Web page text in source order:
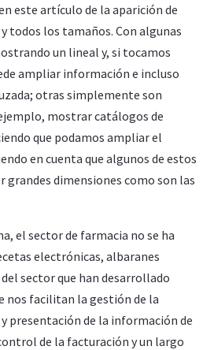
este artículo de la aparición de
todos los tamaños. Con algunas
un lineal y, si tocamos
ampliar información e incluso
otras simplemente son
mostrar catálogos de
que podamos ampliar el
en cuenta que algunos de estos
grandes dimensiones como son las
el sector de farmacia no se ha
electrónicas, albaranes
sector que han desarrollado
nos facilitan la gestión de la
presentación de la información de
de la facturación y un largo